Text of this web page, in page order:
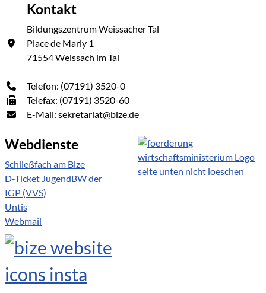
Kontakt
Bildungszentrum Weissacher Tal
Place de Marly 1
71554 Weissach im Tal
Telefon: (07191) 3520-0
Telefax: (07191) 3520-60
E-Mail: sekretariat@bize.de
Webdienste
Schließfach am Bize
D-Ticket JugendBW der
IGP (VVS)
Untis
Webmail